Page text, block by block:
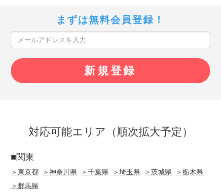
まずは無料会員登録！
対応可能エリア（順次拡大予定）
■関東
＞東京都 ＞神奈川県 ＞千葉県 ＞埼玉県 ＞茨城県
＞栃木県
＞群馬県